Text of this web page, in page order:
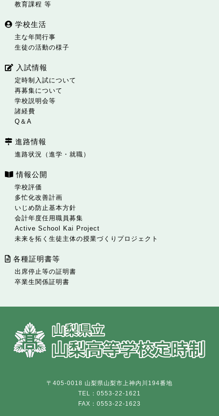
教育課程 等
学校生活
主な年間行事
生徒の活動の様子
入試情報
定時制入試について
再募集について
学校説明会等
諸経費
Q＆A
進路情報
進路状況（進学・就職）
情報公開
学校評価
多忙化改善計画
いじめ防止基本方針
会計年度任用職員募集
Active School Kai Project
未来を拓く生徒主体の授業づくりプロジェクト
各種証明書等
出席停止等の証明書
卒業生関係証明書
〒405-0018 山梨県山梨市上神内川194番地
TEL：0553-22-1621
FAX：0553-22-1623